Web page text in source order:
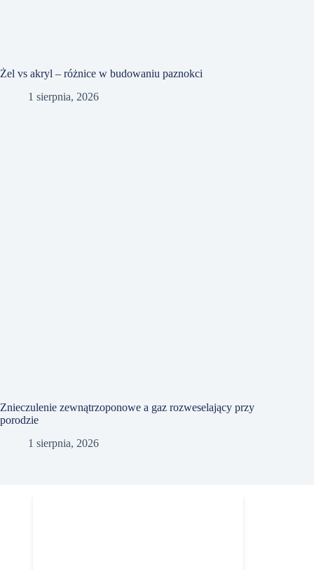
Żel vs akryl – różnice w budowaniu paznokci
1 sierpnia, 2026
Znieczulenie zewnątrzoponowe a gaz rozweselający przy
porodzie
1 sierpnia, 2026